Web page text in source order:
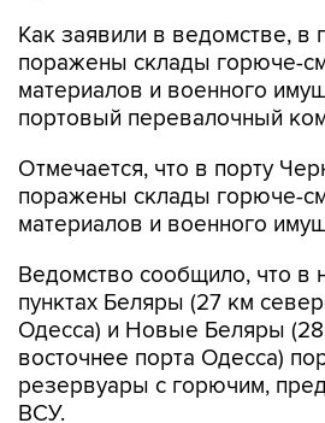
Как заявили в ведомстве, в
поражены склады горюче-
материалов и военного
портовый перевалочный
Отмечается, что в порту
поражены склады горюче-
материалов и военного
Ведомство сообщило, что в
пунктах Беляры (27 км
Одесса) и Новые Беляры
восточнее порта Одесса)
резервуары с горючим,
ВСУ.